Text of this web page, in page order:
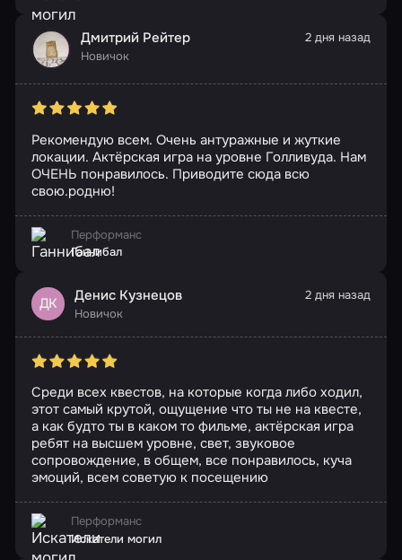
Дмитрий Рейтер
Новичок
2 дня назад
Рекомендую всем. Очень антуражные и жуткие
локации. Актёрская игра на уровне Голливуда. Нам
ОЧЕНЬ понравилось. Приводите сюда всю
свою.родню!
Перформанс
Ганнибал
ДК Денис Кузнецов
Новичок
2 дня назад
Среди всех квестов, на которые когда либо ходил,
этот самый крутой, ощущение что ты не на квесте,
а как будто ты в каком то фильме, актёрская игра
ребят на высшем уровне, свет, звуковое
сопровождение, в общем, все понравилось, куча
эмоций, всем советую к посещению
Перформанс
Искатели могил